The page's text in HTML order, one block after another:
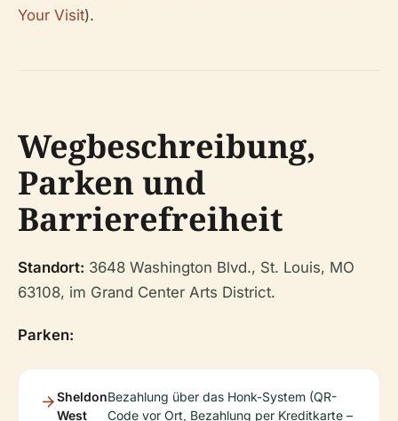
Your Visit).
Wegbeschreibung,
Parken und
Barrierefreiheit
Standort: 3648 Washington Blvd., St. Louis, MO
63108, im Grand Center Arts District.
Parken:
Sheldon
West
Bezahlung über das Honk-System (QR-
Code vor Ort, Bezahlung per Kreditkarte –